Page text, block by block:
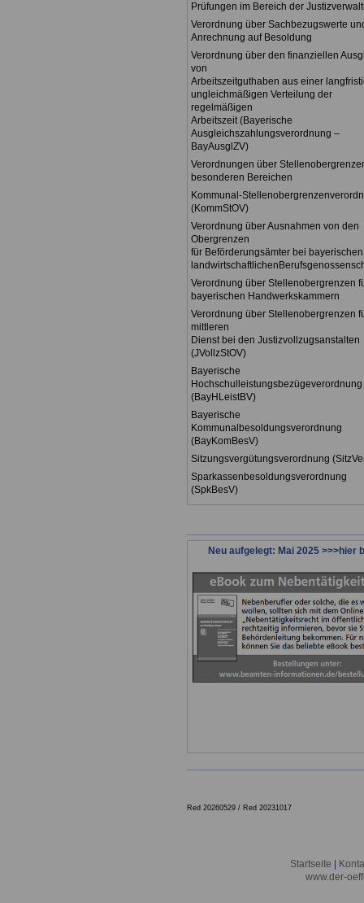
Prüfungen im Bereich der
Verordnung über Sachbezugswerte
Anrechnung auf Besoldung
Verordnung über den finanziellen
von
Arbeitszeitguthaben aus einer
ungleichmäßigen Verteilung der
regelmäßigen
Arbeitszeit (Bayerische
Ausgleichszahlungsverordnung –
BayAusglZV)
Verordnungen über
besonderen Bereichen
Kommunal-
(KommStOV)
Verordnung über Ausnahmen von den
Obergrenzen
für Beförderungsämter bei bayerischen
Verordnung über Stellenobergrenzen
bayerischen Handwerkskammern
Verordnung über Stellenobergrenzen
mittleren
Dienst bei den Justizvollzugsanstalten
(JVollzStOV)
Bayerische
Hochschulleistungsbezügeverordnung
(BayHLeistBV)
Bayerische
Kommunalbesoldungsverordnung
(BayKomBesV)
Sitzungsvergütungsverordnung
Sparkassenbesoldungsverordnung
(SpkBesV)
Neu aufgelegt: Mai 2025 >>>hier
Red 20260529 / Red 20231017
Startseite
www.der-